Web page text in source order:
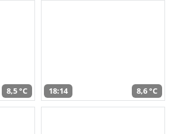
8,5 °C 18:14 8,6 °C